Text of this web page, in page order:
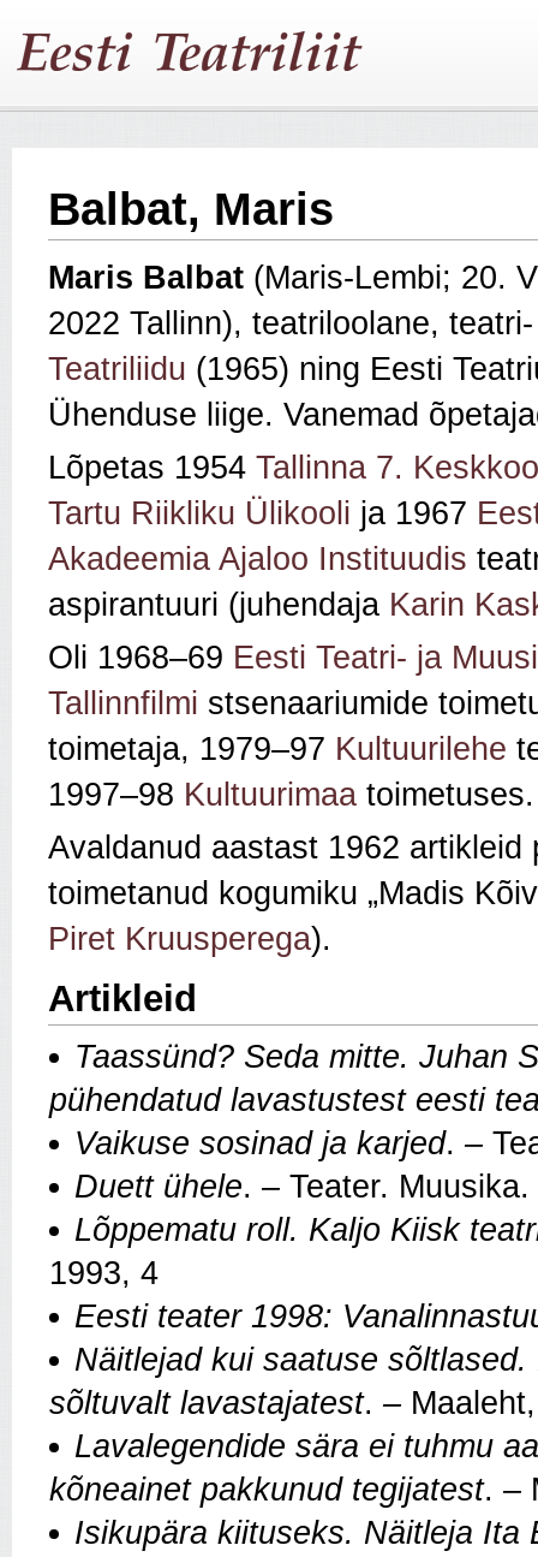
Balbat, Maris
Maris Balbat (Maris-Lembi; 20.
2022 Tallinn), teatriloolane,
Teatriliidu (1965) ning Eesti
Ühenduse liige. Vanemad
Lõpetas 1954 Tallinna 7.
Tartu Riikliku Ülikooli ja 1967
Akadeemia Ajaloo Instituudis
aspirantuuri (juhendaja Karin
Oli 1968–69 Eesti Teatri- ja
Tallinnfilmi stsenaariumide
toimetaja, 1979–97 Kultuurilehe
1997–98 Kultuurimaa toimetuses.
Avaldanud aastast 1962
toimetanud kogumiku „Madis
Piret Kruusperega).
Artikleid
Taassünd? Seda mitte. Juhan
pühendatud lavastustest eesti
Vaikuse sosinad ja karjed. –
Duett ühele. – Teater.
Lõppematu roll. Kaljo Kiisk
1993, 4
Eesti teater 1998:
Näitlejad kui saatuse
sõltuvalt lavastajatest. –
Lavalegendide sära ei tuhmu
kõneainet pakkunud tegijatest. –
Isikupära kiituseks. Näitleja Ita